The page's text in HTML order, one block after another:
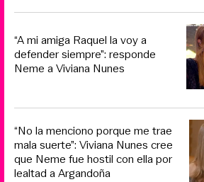
“A mi amiga Raquel la voy a
defender siempre”: responde
Neme a Viviana Nunes
“No la menciono porque me trae
mala suerte”: Viviana Nunes cree
que Neme fue hostil con ella por
lealtad a Argandoña